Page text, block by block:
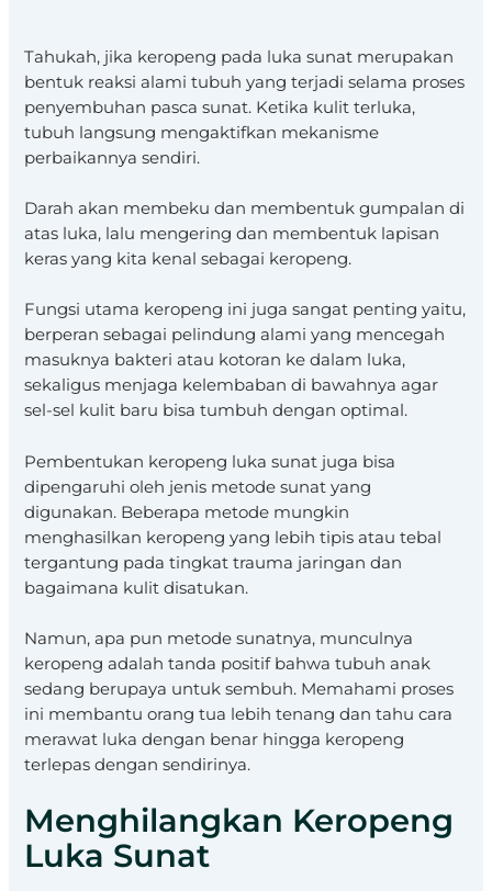
Tahukah, jika keropeng pada luka sunat merupakan
bentuk reaksi alami tubuh yang terjadi selama proses
penyembuhan pasca sunat. Ketika kulit terluka,
tubuh langsung mengaktifkan mekanisme
perbaikannya sendiri.
Darah akan membeku dan membentuk gumpalan di
atas luka, lalu mengering dan membentuk lapisan
keras yang kita kenal sebagai keropeng.
Fungsi utama keropeng ini juga sangat penting yaitu,
berperan sebagai pelindung alami yang mencegah
masuknya bakteri atau kotoran ke dalam luka,
sekaligus menjaga kelembaban di bawahnya agar
sel-sel kulit baru bisa tumbuh dengan optimal.
Pembentukan keropeng luka sunat juga bisa
dipengaruhi oleh jenis metode sunat yang
digunakan. Beberapa metode mungkin
menghasilkan keropeng yang lebih tipis atau tebal
tergantung pada tingkat trauma jaringan dan
bagaimana kulit disatukan.
Namun, apa pun metode sunatnya, munculnya
keropeng adalah tanda positif bahwa tubuh anak
sedang berupaya untuk sembuh. Memahami proses
ini membantu orang tua lebih tenang dan tahu cara
merawat luka dengan benar hingga keropeng
terlepas dengan sendirinya.
Menghilangkan Keropeng
Luka Sunat